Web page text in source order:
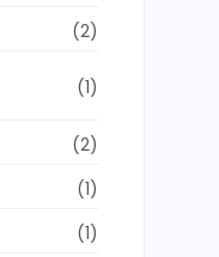
(2)
(1)
(2)
(1)
(1)